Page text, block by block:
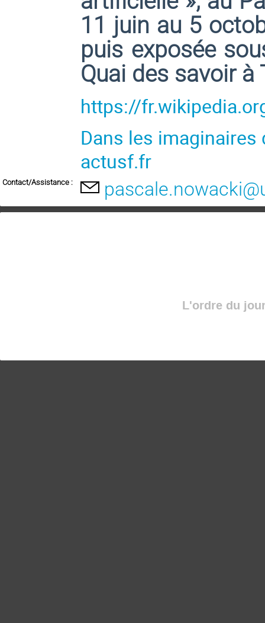
11 juin au 5
puis exposée
Quai des savoir
https://
Dans les imaginaires
actusf.fr
Contact/Assistance :
L'ordre du